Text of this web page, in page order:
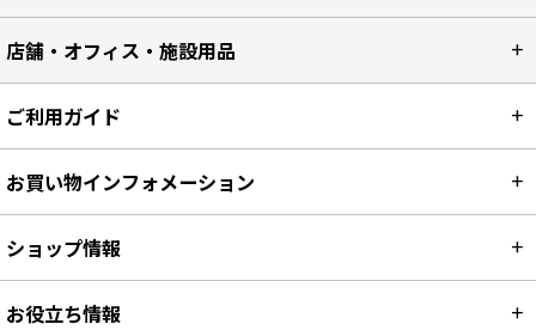
店舗・オフィス・施設用品
ご利用ガイド
お買い物インフォメーション
ショップ情報
お役立ち情報